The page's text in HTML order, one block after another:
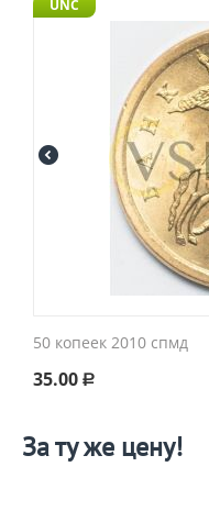
UNC
50 копеек 2010 спмд
35.00 Р
За ту же цену!